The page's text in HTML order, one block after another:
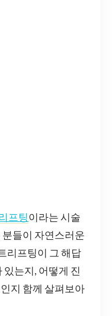
프팅이라는 시술
들이 자연스러운
리프팅이 그 해답
있는지, 어떻게 진
지 함께 살펴보아